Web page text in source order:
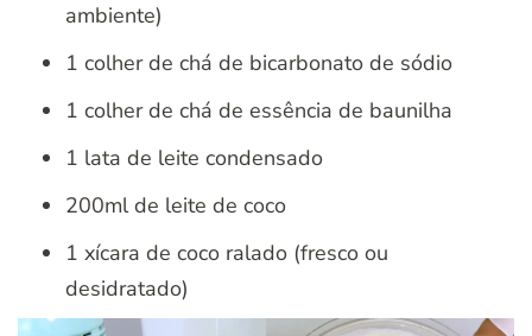
ambiente)
1 colher de chá de bicarbonato de sódio
1 colher de chá de essência de baunilha
1 lata de leite condensado
200ml de leite de coco
1 xícara de coco ralado (fresco ou
desidratado)